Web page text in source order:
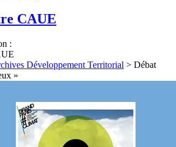
CAUE
:
Développement Territorial > Débat
»